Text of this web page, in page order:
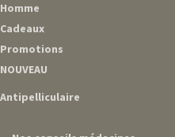
Homme
Cadeaux
Promotions
NOUVEAU
Antipelliculaire